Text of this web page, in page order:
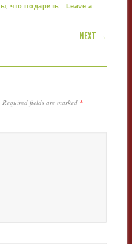
,что подарить | Leave a
NEXT →
Required fields are marked *